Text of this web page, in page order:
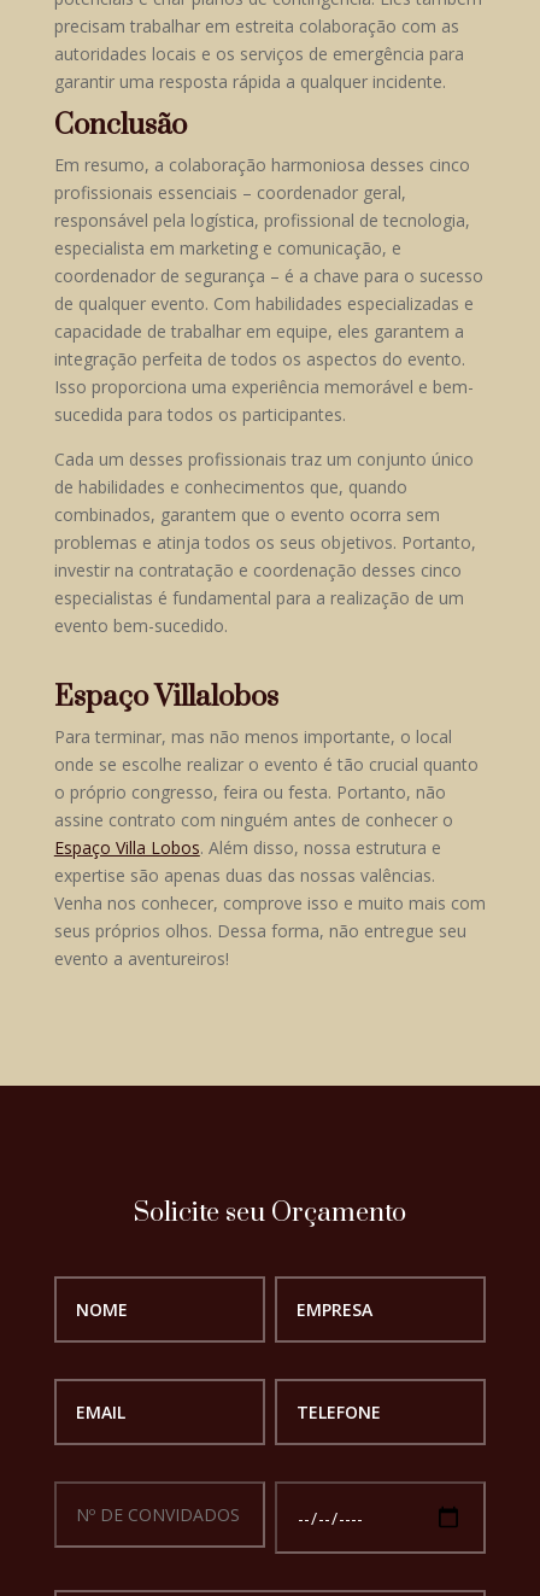
precisam trabalhar em estreita colaboração com as
autoridades locais e os serviços de emergência para
garantir uma resposta rápida a qualquer incidente.
Conclusão
Em resumo, a colaboração harmoniosa desses cinco
profissionais essenciais – coordenador geral,
responsável pela logística, profissional de tecnologia,
especialista em marketing e comunicação, e
coordenador de segurança – é a chave para o sucesso
de qualquer evento. Com habilidades especializadas e
capacidade de trabalhar em equipe, eles garantem a
integração perfeita de todos os aspectos do evento.
Isso proporciona uma experiência memorável e bem-
sucedida para todos os participantes.
Cada um desses profissionais traz um conjunto único
de habilidades e conhecimentos que, quando
combinados, garantem que o evento ocorra sem
problemas e atinja todos os seus objetivos. Portanto,
investir na contratação e coordenação desses cinco
especialistas é fundamental para a realização de um
evento bem-sucedido.
Espaço Villalobos
Para terminar, mas não menos importante, o local
onde se escolhe realizar o evento é tão crucial quanto
o próprio congresso, feira ou festa. Portanto, não
assine contrato com ninguém antes de conhecer o
Espaço Villa Lobos. Além disso, nossa estrutura e
expertise são apenas duas das nossas valências.
Venha nos conhecer, comprove isso e muito mais com
seus próprios olhos. Dessa forma, não entregue seu
evento a aventureiros!
Solicite seu Orçamento